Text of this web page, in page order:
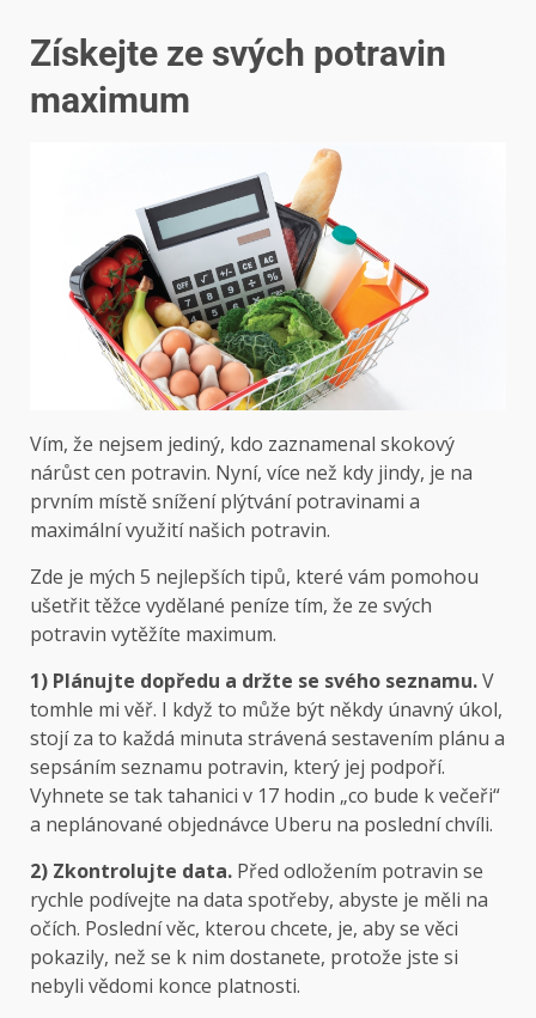
Získejte ze svých potravin
maximum
Vím, že nejsem jediný, kdo zaznamenal skokový
nárůst cen potravin. Nyní, více než kdy jindy, je na
prvním místě snížení plýtvání potravinami a
maximální využití našich potravin.
Zde je mých 5 nejlepších tipů, které vám pomohou
ušetřit těžce vydělané peníze tím, že ze svých
potravin vytěžíte maximum.
1) Plánujte dopředu a držte se svého seznamu.V
tomhle mi věř. I když to může být někdy únavný úkol,
stojí za to každá minuta strávená sestavením plánu a
sepsáním seznamu potravin, který jej podpoří.
Vyhnete se tak tahanici v 17 hodin „co bude k večeři“
a neplánované objednávce Uberu na poslední chvíli.
2) Zkontrolujte data. Před odložením potravin se
rychle podívejte na data spotřeby, abyste je měli na
očích. Poslední věc, kterou chcete, je, aby se věci
pokazily, než se k nim dostanete, protože jste si
nebyli vědomi konce platnosti.